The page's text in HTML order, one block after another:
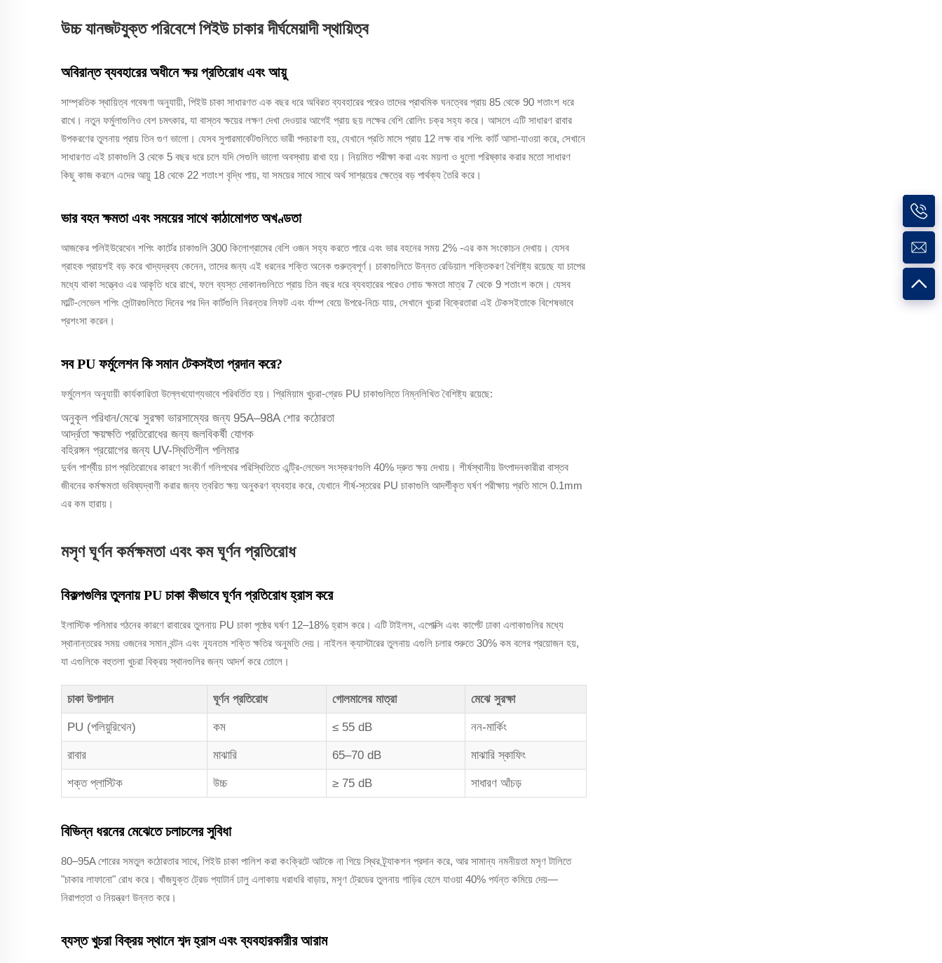
উচ্চ যানজটযুক্ত পরিবেশে পিইউ চাকার দীর্ঘমেয়াদী স্থায়িত্ব
অবিরান্ত ব্যবহারের অধীনে ক্ষয় প্রতিরোধ এবং আয়ু
সাম্প্রতিক স্থায়িত্ব গবেষণা অনুযায়ী, পিইউ চাকা সাধারণত এক বছর ধরে অবিরত ব্যবহারের পরেও তাদের প্রাথমিক ঘনত্বের প্রায় 85 থেকে 90 শতাংশ ধরে
রাখে। নতুন ফর্মুলাগুলিও বেশ চমৎকার, যা বাস্তব ক্ষয়ের লক্ষণ দেখা দেওয়ার আগেই প্রায় ছয় লক্ষের বেশি রোলিং চক্র সহ্য করে। আসলে এটি সাধারণ রাবার
উপকরণের তুলনায় প্রায় তিন গুণ ভালো। যেসব সুপারমার্কেটগুলিতে ভারী পদচারণা হয়, যেখানে প্রতি মাসে প্রায় 12 লক্ষ বার শপিং কার্ট আসা-যাওয়া করে, সেখানে
সাধারণত এই চাকাগুলি 3 থেকে 5 বছর ধরে চলে যদি সেগুলি ভালো অবস্থায় রাখা হয়। নিয়মিত পরীক্ষা করা এবং ময়লা ও ধুলো পরিষ্কার করার মতো সাধারণ
কিছু কাজ করলে এদের আয়ু 18 থেকে 22 শতাংশ বৃদ্ধি পায়, যা সময়ের সাথে সাথে অর্থ সাশ্রয়ের ক্ষেত্রে বড় পার্থক্য তৈরি করে।
ভার বহন ক্ষমতা এবং সময়ের সাথে কাঠামোগত অখণ্ডতা
আজকের পলিইউরেথেন শপিং কার্টের চাকাগুলি 300 কিলোগ্রামের বেশি ওজন সহ্য করতে পারে এবং ভার বহনের সময় 2% -এর কম সংকোচন দেখায়। যেসব
গ্রাহক প্রায়শই বড় করে খাদ্যদ্রব্য কেনেন, তাদের জন্য এই ধরনের শক্তি অনেক গুরুত্বপূর্ণ। চাকাগুলিতে উন্নত রেডিয়াল শক্তিকরণ বৈশিষ্ট্য রয়েছে যা চাপের
মধ্যে থাকা সত্ত্বেও এর আকৃতি ধরে রাখে, ফলে ব্যস্ত দোকানগুলিতে প্রায় তিন বছর ধরে ব্যবহারের পরেও লোড ক্ষমতা মাত্র 7 থেকে 9 শতাংশ কমে। যেসব
মাল্টি-লেভেল শপিং সেন্টারগুলিতে দিনের পর দিন কার্টগুলি নিরন্তর লিফট এবং র্যাম্প বেয়ে উপরে-নিচে যায়, সেখানে খুচরা বিক্রেতারা এই টেকসইতাকে বিশেষভাবে
প্রশংসা করেন।
সব PU ফর্মুলেশন কি সমান টেকসইতা প্রদান করে?
ফর্মুলেশন অনুযায়ী কার্যকারিতা উল্লেখযোগ্যভাবে পরিবর্তিত হয়। প্রিমিয়াম খুচরা-গ্রেড PU চাকাগুলিতে নিম্নলিখিত বৈশিষ্ট্য রয়েছে:
অনুকূল পরিধান/মেঝে সুরক্ষা ভারসাম্যের জন্য 95A–98A শোর কঠোরতা
আর্দ্রতা ক্ষয়ক্ষতি প্রতিরোধের জন্য জলবিকর্ষী যোগক
বহিরঙ্গন প্রয়োগের জন্য UV-স্থিতিশীল পলিমার
দুর্বল পার্শ্বীয় চাপ প্রতিরোধের কারণে সংকীর্ণ গলিপথের পরিস্থিতিতে এন্ট্রি-লেভেল সংস্করণগুলি 40% দ্রুত ক্ষয় দেখায়। শীর্ষস্থানীয় উৎপাদনকারীরা বাস্তব
জীবনের কর্মক্ষমতা ভবিষ্যদ্বাণী করার জন্য ত্বরিত ক্ষয় অনুকরণ ব্যবহার করে, যেখানে শীর্ষ-স্তরের PU চাকাগুলি আদর্শীকৃত ঘর্ষণ পরীক্ষায় প্রতি মাসে 0.1mm
এর কম হারায়।
মসৃণ ঘূর্ণন কর্মক্ষমতা এবং কম ঘূর্ণন প্রতিরোধ
বিকল্পগুলির তুলনায় PU চাকা কীভাবে ঘূর্ণন প্রতিরোধ হ্রাস করে
ইলাস্টিক পলিমার গঠনের কারণে রাবারের তুলনায় PU চাকা পৃষ্ঠের ঘর্ষণ 12–18% হ্রাস করে। এটি টাইলস, এপোক্সি এবং কার্পেট ঢাকা এলাকাগুলির মধ্যে
স্থানান্তরের সময় ওজনের সমান বন্টন এবং ন্যূনতম শক্তি ক্ষতির অনুমতি দেয়। নাইলন ক্যাস্টারের তুলনায় এগুলি চলার শুরুতে 30% কম বলের প্রয়োজন হয়,
যা এগুলিকে বহুতলা খুচরা বিক্রয় স্থানগুলির জন্য আদর্শ করে তোলে।
চাকা উপাদান ঘূর্ণন প্রতিরোধ গোলমালের মাত্রা মেঝে সুরক্ষা
PU (পলিয়ুরিথেন) কম ≤ 55 dB নন-মার্কিং
রাবার মাঝারি 65–70 dB মাঝারি স্কাফিং
শক্ত প্লাস্টিক উচ্চ ≥ 75 dB সাধারণ আঁচড়
বিভিন্ন ধরনের মেঝেতে চলাচলের সুবিধা
80–95A শোরের সমতুল কঠোরতার সাথে, পিইউ চাকা পালিশ করা কংক্রিটে আটকে না গিয়ে স্থির ট্র্যাকশন প্রদান করে, আর সামান্য নমনীয়তা মসৃণ টালিতে
"চাকার লাফানো" রোধ করে। খাঁজযুক্ত ট্রেড প্যাটার্ন ঢালু এলাকায় ধরাধরি বাড়ায়, মসৃণ ট্রেডের তুলনায় গাড়ির হেলে যাওয়া 40% পর্যন্ত কমিয়ে দেয়—
নিরাপত্তা ও নিয়ন্ত্রণ উন্নত করে।
ব্যস্ত খুচরা বিক্রয় স্থানে শব্দ হ্রাস এবং ব্যবহারকারীর আরাম